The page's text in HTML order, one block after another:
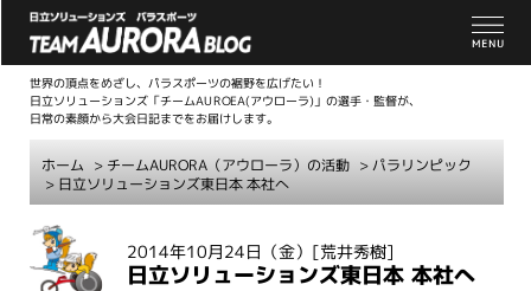
世界の頂点をめざし、パラスポーツの裾野を広げたい！
日立ソリューションズ「チームAUROEA(アウローラ)」の選手・監督が、
日常の素顔から大会日記までをお届けします。
ホーム > チームAURORA（アウローラ）の活動 >パラリンピック
> 日立ソリューションズ東日本 本社へ
2014年10月24日（金） [荒井秀樹]
日立ソリューションズ東日本 本社へ